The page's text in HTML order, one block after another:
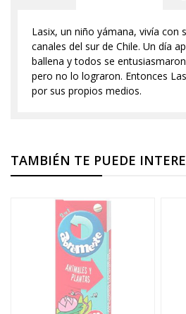
Lasix, un niño yámana, vivía con
canales del sur de Chile. Un día
ballena y todos se
pero no lo lograron. Entonces
por sus propios medios.
TAMBIÉN TE PUEDE